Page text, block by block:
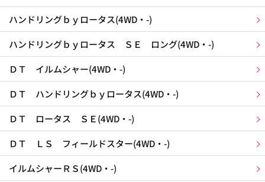
ハンドリングｂｙロータス(4WD・-)
ハンドリングｂｙロータス ＳＥ ロング(4WD・-)
ＤＴ イルムシャー(4WD・-)
ＤＴ ハンドリングｂｙロータス(4WD・-)
ＤＴ ロータス ＳＥ(4WD・-)
ＤＴ ＬＳ フィールドスター(4WD・-)
イルムシャーＲＳ(4WD・-)